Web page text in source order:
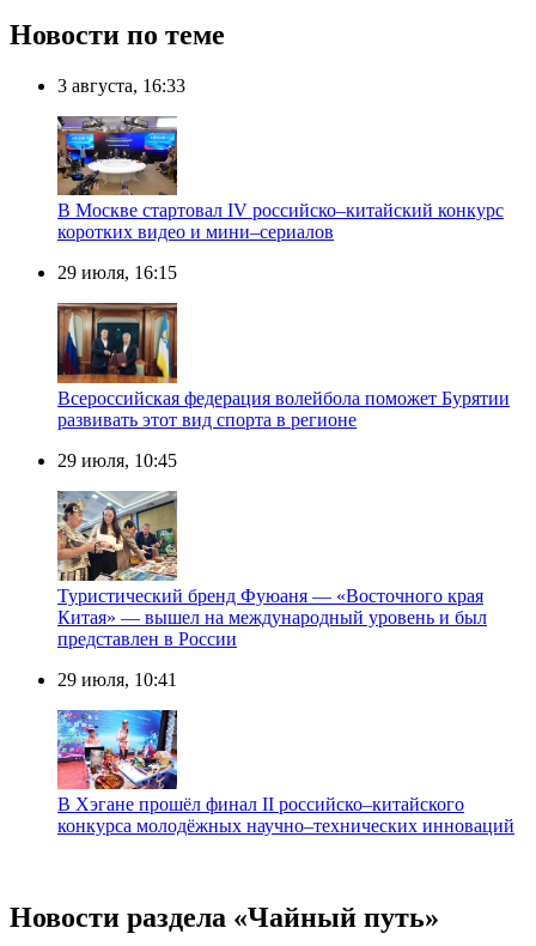
Новости по теме
3 августа, 16:33
В Москве стартовал IV российско–китайский конкурс
коротких видео и мини–сериалов
29 июля, 16:15
Всероссийская федерация волейбола поможет Бурятии
развивать этот вид спорта в регионе
29 июля, 10:45
Туристический бренд Фуюаня — «Восточного края
Китая» — вышел на международный уровень и был
представлен в России
29 июля, 10:41
В Хэгане прошёл финал II российско–китайского
конкурса молодёжных научно–технических инноваций
Новости раздела «Чайный путь»